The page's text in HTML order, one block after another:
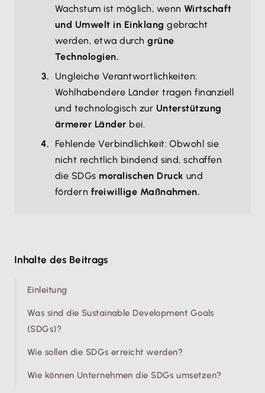
Wachstum ist möglich, wenn Wirtschaft
und Umwelt in Einklang gebracht
werden, etwa durchgrüne
Technologien.
Ungleiche Verantwortlichkeiten:
Wohlhabendere Länder tragen finanziell
und technologisch zur Unterstützung
ärmerer Länder bei.
Fehlende Verbindlichkeit: Obwohl sie
nicht rechtlich bindend sind, schaffen
die SDGs moralischen Druck und
fördern freiwillige Maßnahmen.
Inhalte des Beitrags
Einleitung
Was sind die Sustainable Development Goals
(SDGs)?
Wie sollen die SDGs erreicht werden?
Wie können Unternehmen die SDGs umsetzen?